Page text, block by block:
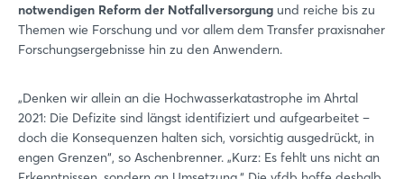
notwendigen Reform der Notfallversorgung und reiche bis zu
Themen wie Forschung und vor allem dem Transfer praxisnaher
Forschungsergebnisse hin zu den Anwendern.
„Denken wir allein an die Hochwasserkatastrophe im Ahrtal
2021: Die Defizite sind längst identifiziert und aufgearbeitet –
doch die Konsequenzen halten sich, vorsichtig ausgedrückt, in
engen Grenzen“, so Aschenbrenner. „Kurz: Es fehlt uns nicht an